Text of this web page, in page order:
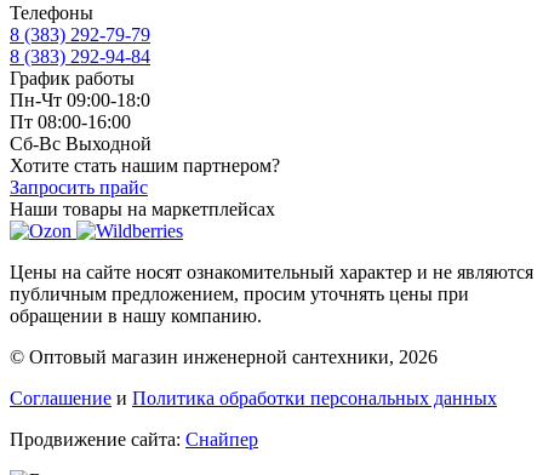
Телефоны
8 (383) 292-79-79
8 (383) 292-94-84
График работы
Пн-Чт 09:00-18:0
Пт 08:00-16:00
Сб-Вс Выходной
Хотите стать нашим партнером?
Запросить прайс
Наши товары на маркетплейсах
Цены на сайте носят ознакомительный характер и не являются
публичным предложением, просим уточнять цены при
обращении в нашу компанию.
© Оптовый магазин инженерной сантехники, 2026
Соглашение и Политика обработки персональных данных
Продвижение сайта: Снайпер